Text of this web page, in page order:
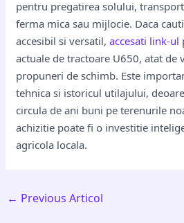
pentru pregatirea solului,
ferma mica sau mijlocie. Daca
accesibil si versatil,accesati link-ul
actuale de tractoare U650, atat de
propuneri de schimb. Este
tehnica si istoricul utilajului,
circula de ani buni pe terenurile
achizitie poate fi o investitie
agricola locala.
← Previous Articol